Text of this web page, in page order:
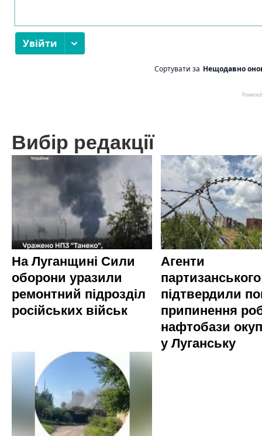
Вибір редакції
На Луганщині Сили
оборони уразили
ремонтний підрозділ
російських військ
Агенти
підтвердили
припинення
нафтобази
у Луганську